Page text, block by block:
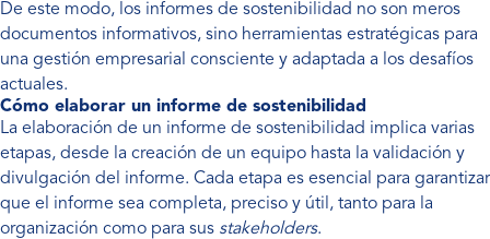
De este modo, los informes de sostenibilidad no son meros
documentos informativos, sino herramientas estratégicas para
una gestión empresarial consciente y adaptada a los desafíos
actuales.
Cómo elaborar un informe de sostenibilidad
La elaboración de un informe de sostenibilidad implica varias
etapas, desde la creación de un equipo hasta la validación y
divulgación del informe. Cada etapa es esencial para garantizar
que el informe sea completa, preciso y útil, tanto para la
organización como para sus stakeholders.